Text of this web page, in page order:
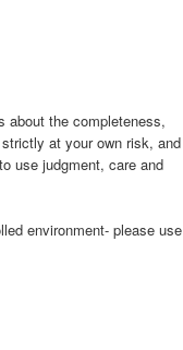
about the completeness,
at your own risk, and
use judgment, care and
environment- please use